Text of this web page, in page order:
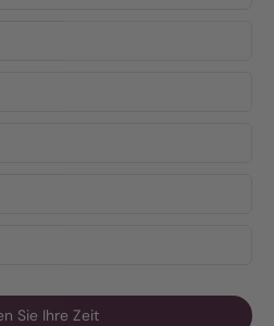
Sie Ihre Zeit